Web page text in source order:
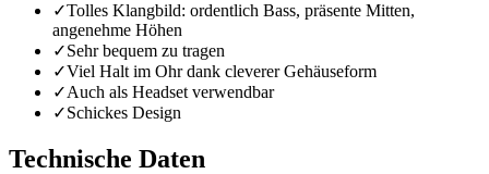
✓Tolles Klangbild: ordentlich Bass, präsente Mitten,
angenehme Höhen
✓Sehr bequem zu tragen
✓Viel Halt im Ohr dank cleverer Gehäuseform
✓Auch als Headset verwendbar
✓Schickes Design
Technische Daten